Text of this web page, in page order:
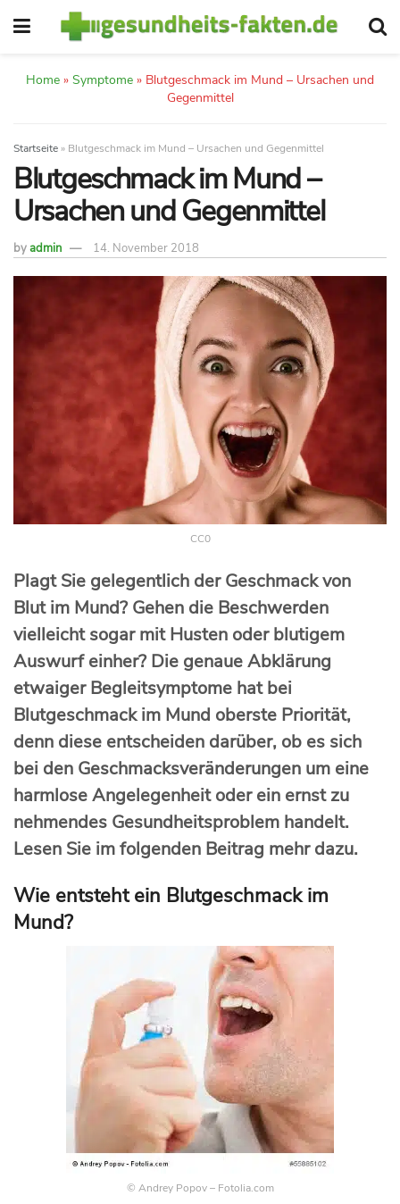
Home » Symptome » Blutgeschmack im Mund – Ursachen und
Gegenmittel
Startseite » Blutgeschmack im Mund – Ursachen und Gegenmittel
Blutgeschmack im Mund –
Ursachen und Gegenmittel
byadmin 14. November 2018
CC0
Plagt Sie gelegentlich der Geschmack von
Blut im Mund? Gehen die Beschwerden
vielleicht sogar mit Husten oder blutigem
Auswurf einher? Die genaue Abklärung
etwaiger Begleitsymptome hat bei
Blutgeschmack im Mund oberste Priorität,
denn diese entscheiden darüber, ob es sich
bei den Geschmacksveränderungen um eine
harmlose Angelegenheit oder ein ernst zu
nehmendes Gesundheitsproblem handelt.
Lesen Sie im folgenden Beitrag mehr dazu.
Wie entsteht ein Blutgeschmack im
Mund?
© Andrey Popov – Fotolia.com